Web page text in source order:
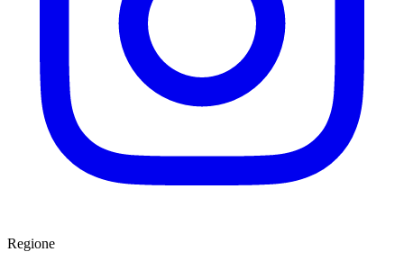
Regione